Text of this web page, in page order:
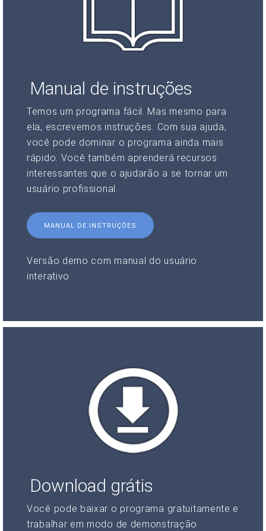
Manual de instruções
Temos um programa fácil. Mas mesmo para
ela, escrevemos instruções. Com sua ajuda,
você pode dominar o programa ainda mais
rápido. Você também aprenderá recursos
interessantes que o ajudarão a se tornar um
usuário profissional.
MANUAL DE INSTRUÇÕES
Versão demo com manual do usuário
interativo
Download grátis
Você pode baixar o programa gratuitamente e
trabalhar em modo de demonstração